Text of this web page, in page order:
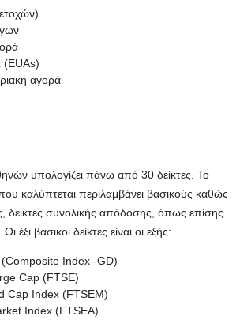
(EUAs)
αγορά
υπολογίζει πάνω από 30 δείκτες. Το
καλύπτεται περιλαμβάνει βασικούς καθώς
δείκτες συνολικής απόδοσης, όπως επίσης
έξι βασικοί δείκτες είναι οι εξής:
(Composite Index -GD)
Cap (FTSE)
Cap Index (FTSEM)
Index (FTSEA)